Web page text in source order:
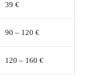
39 €
90 – 120 €
120 – 160 €